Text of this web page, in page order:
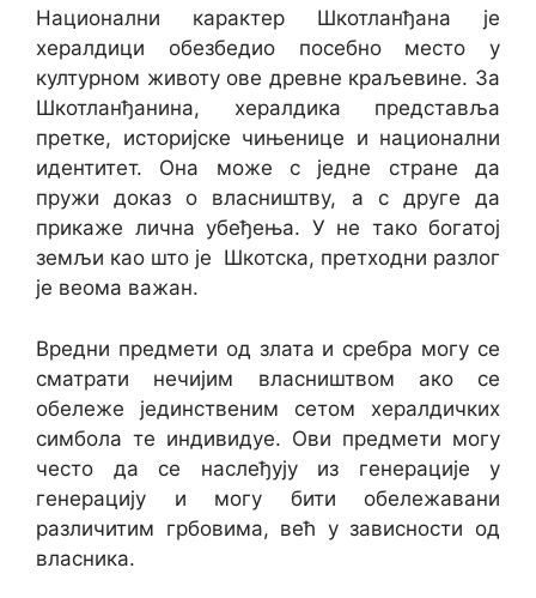
Национални карактер Шкотланђана је
хералдици обезбедио посебно место у
културном животу ове древне краљевине. За
Шкотланђанина, хералдика представља
претке, историјске чињенице и национални
идентитет. Она може с једне стране да
пружи доказ о власништву, а с друге да
прикаже лична убеђења. У не тако богатој
земљи као што је Шкотска, претходни разлог
је веома важан.
Вредни предмети од злата и сребра могу се
сматрати нечијим власништвом ако се
обележе јединственим сетом хералдичких
симбола те индивидуе. Ови предмети могу
често да се наслеђују из генерације у
генерацију и могу бити обележавани
различитим грбовима, већ у зависности од
власника.